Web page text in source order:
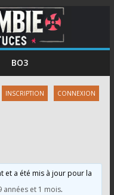
BO3
INSCRIPTION CONNEXION
et a été mis à jour pour la
années et 1 mois.